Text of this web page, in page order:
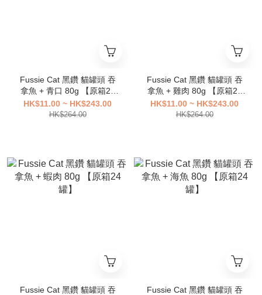
Fussie Cat 黑鑽 貓罐頭 吞
拿魚 + 青口 80g 【原箱24
罐】
HK$11.00 ~ HK$243.00
HK$264.00
Fussie Cat 黑鑽 貓罐頭 吞
拿魚 + 雞肉 80g 【原箱24
罐】
HK$11.00 ~ HK$243.00
HK$264.00
Fussie Cat 黑鑽 貓罐頭 吞
Fussie Cat 黑鑽 貓罐頭 吞